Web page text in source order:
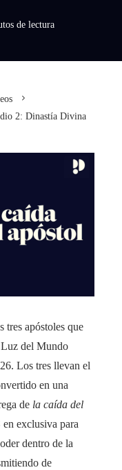
de lectura
2: Dinastía Divina
tres apóstoles que
Luz del Mundo
Los tres llevan el
en una
de la caída del
exclusiva para
dentro de la
de